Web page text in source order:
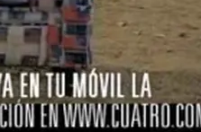
Noticias Cuatro
Nacional